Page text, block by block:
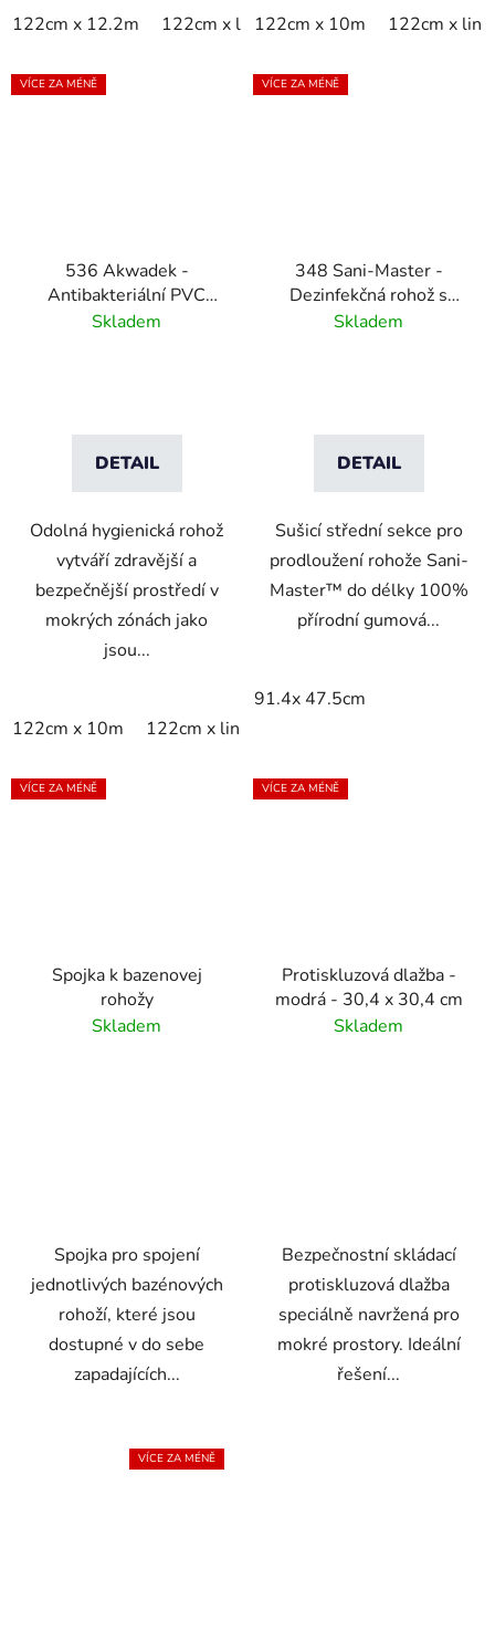
122cm x 12.2m 122cm x linm 91cm x 12.2m 91cm
122cm x 10m 122cm x
VÍCE ZA MÉNĚ
536 Akwadek -
Antibakteriální PVC
mřížkovaná zátěžová
Skladem
DETAIL
Odolná hygienická rohož
vytváří zdravější a
bezpečnější prostředí v
mokrých zónách jako
jsou...
122cm x 10m 122cm x linm
VÍCE ZA MÉNĚ
348 Sani-Master -
Dezinfekčná rohož s
vysúšacou vstupnou
Skladem
DETAIL
Sušicí střední sekce pro
prodloužení rohože Sani-
Master™ do délky 100%
přírodní gumová...
91.4x 47.5cm
VÍCE ZA MÉNĚ
Spojka k bazenovej
rohožy
Skladem
Spojka pro spojení
jednotlivých bazénových
rohoží, které jsou
dostupné v do sebe
zapadajících...
VÍCE ZA MÉNĚ
Protiskluzová dlažba -
modrá - 30,4 x 30,4 cm
Skladem
Bezpečnostní skládací
protiskluzová dlažba
speciálně navržená pro
mokré prostory. Ideální
řešení...
VÍCE ZA MÉNĚ